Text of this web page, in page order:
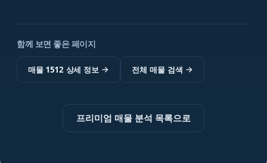
함께 보면 좋은 페이지
매물 1512 상세 정보 → 전체 매물 검색 →
프리미엄 매물 분석 목록으로